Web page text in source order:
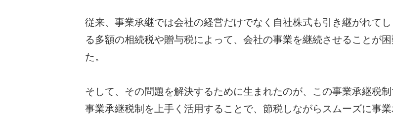
従来、事業承継では会社の経営だけでなく自社株式も引き継がれて
る多額の相続税や贈与税によって、会社の事業を継続させることが
た。
そして、その問題を解決するために生まれたのが、この事業承継税制
事業承継税制を上手く活用することで、節税しながらスムーズに事